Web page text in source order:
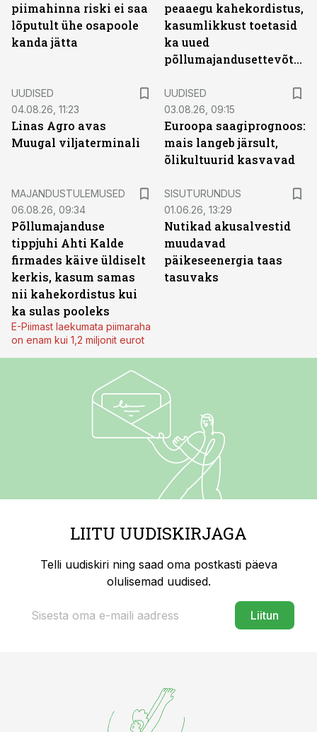
piimahinna riski ei saa
lõputult ühe osapoole
kanda jätta
peaaegu kahekordistus,
kasumlikkust toetasid
ka uued
põllumajandusettevõtted
UUDISED
04.08.26, 11:23
Linas Agro avas
Muugal viljaterminali
UUDISED
03.08.26, 09:15
Euroopa saagiprognoos:
mais langeb järsult,
õlikultuurid kasvavad
MAJANDUSTULEMUSED
06.08.26, 09:34
Põllumajanduse
tippjuhi Ahti Kalde
firmades käive üldiselt
kerkis, kasum samas
nii kahekordistus kui
ka sulas pooleks
E-Piimast laekumata piimaraha
on enam kui 1,2 miljonit eurot
SISUTURUNDUS
01.06.26, 13:29
Nutikad akusalvestid
muudavad
päikeseenergia taas
tasuvaks
LIITU UUDISKIRJAGA
Telli uudiskiri ning saad oma postkasti päeva
olulisemad uudised.
Liitun